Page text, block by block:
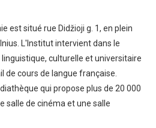
est situé rue Didžioji g. 1, en plein
L'Institut intervient dans le
culturelle et universitaire
de cours de langue française.
qui propose plus de 20 000
salle de cinéma et une salle